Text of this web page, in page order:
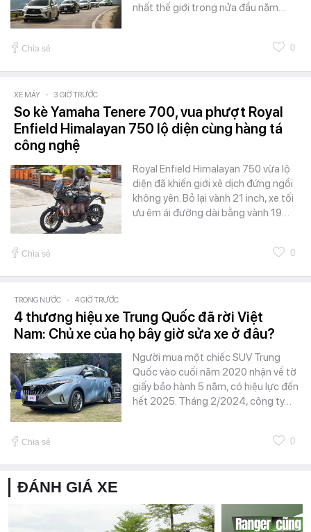
nhất thế giới trong nửa đầu năm…
Chia sẻ 0
XE MÁY - 3 GIỜ TRƯỚC
So kè Yamaha Tenere 700, vua phượt Royal
Enfield Himalayan 750 lộ diện cùng hàng tá
công nghệ
Royal Enfield Himalayan 750 vừa lộ
diện đã khiến giới xê dịch đứng ngồi
không yên. Bỏ lại vành 21 inch, xe tối
ưu êm ái đường dài bằng vành 19…
Chia sẻ 0
TRONG NƯỚC - 4 GIỜ TRƯỚC
4 thương hiệu xe Trung Quốc đã rời Việt
Nam: Chủ xe của họ bây giờ sửa xe ở đâu?
Người mua một chiếc SUV Trung
Quốc vào cuối năm 2020 nhận về tờ
giấy bảo hành 5 năm, có hiệu lực đến
hết 2025. Tháng 2/2024, công ty…
Chia sẻ 0
ĐÁNH GIÁ XE